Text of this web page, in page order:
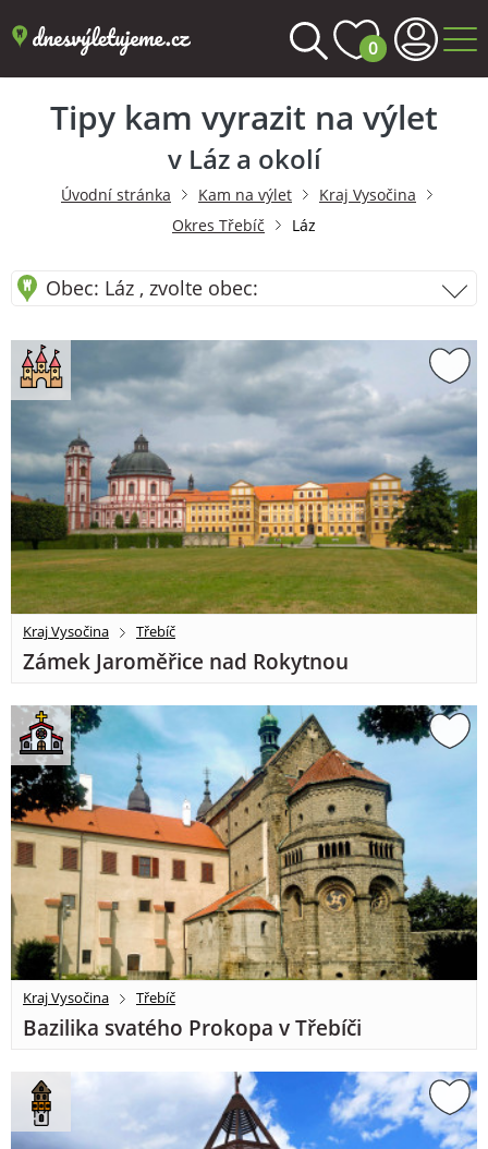
0
Tipy kam vyrazit na výlet
v Láz a okolí
Úvodní stránka Kam na výlet
Kraj Vysočina
Okres Třebíč
Láz
Obec: Láz , zvolte obec:
Kraj Vysočina Třebíč
Zámek Jaroměřice nad Rokytnou
Kraj Vysočina Třebíč
Bazilika svatého Prokopa v Třebíči